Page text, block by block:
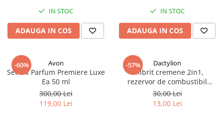
IN STOC
ADAUGA IN COS
IN STOC
ADAUGA IN COS
-60% Avon
Set 2 x Parfum Premiere Luxe
Ea 50 ml
300,00 Lei
119,00 Lei
-57% Dactylion
Chibrit cremene 2in1,
rezervor de combustibil
reincarcabil, tip breloc, 5x3
cm, argintiu
30,00 Lei
13,00 Lei